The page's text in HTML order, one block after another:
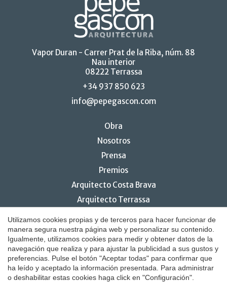
Vapor Duran - Carrer Prat de la Riba, núm. 88
Nau interior
08222 Terrassa
+34 937 850 623
info@pepegascon.com
Obra
Nosotros
Prensa
Premios
Arquitecto Costa Brava
Arquitecto Terrassa
© 2026 Pepe Gascón Arquitectura
Utilizamos cookies propias y de terceros para hacer funcionar de
manera segura nuestra página web y personalizar su contenido.
Igualmente, utilizamos cookies para medir y obtener datos de la
navegación que realiza y para ajustar la publicidad a sus gustos y
preferencias. Pulse el botón "Aceptar todas" para confirmar que
ha leído y aceptado la información presentada. Para administrar
o deshabilitar estas cookies haga click en "Configuración".
Guardar configuración Aceptar todas